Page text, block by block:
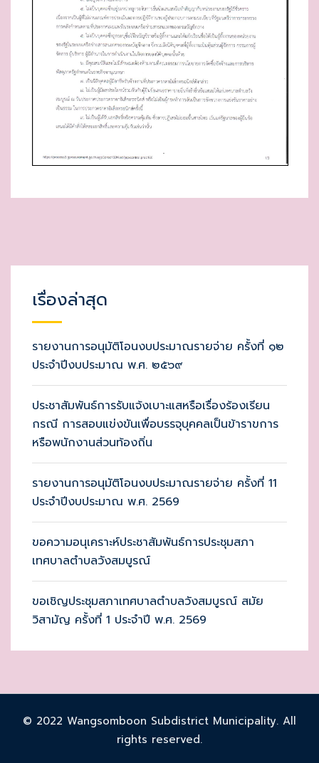
เรื่องล่าสุด
รายงานการอนุมัติโอนงบประมาณรายจ่าย ครั้งที่ ๑๒
ประจำปีงบประมาณ พ.ศ. ๒๕๖๙
ประชาสัมพันธ์การรับแจ้งเบาะแสหรือเรื่องร้องเรียน
กรณี การสอบแข่งขันเพื่อบรรจุบุคคลเป็นข้าราขการ
หรือพนักงานส่วนท้องถิ่น
รายงานการอนุมัติโอนงบประมาณรายจ่าย ครั้งที่ 11
ประจำปีงบประมาณ พ.ศ. 2569
ขอความอนุเคราะห์ประชาสัมพันธ์การประชุมสภา
เทศบาลตำบลวังสมบูรณ์
ขอเชิญประชุมสภาเทศบาลตำบลวังสมบูรณ์ สมัย
วิสามัญ ครั้งที่ 1 ประจำปี พ.ศ. 2569
© 2022 Wangsomboon Subdistrict Municipality. All
rights reserved.